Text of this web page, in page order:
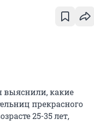
выяснили, какие
прекрасного
25-35 лет,